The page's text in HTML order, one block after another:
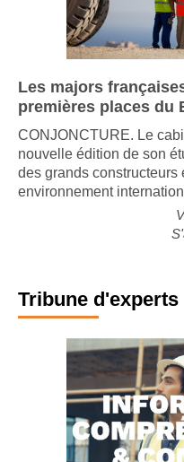
Les majors
premières places du
CONJONCTURE. Le
nouvelle édition de son
des grands constructeurs
environnement
Tribune d'experts